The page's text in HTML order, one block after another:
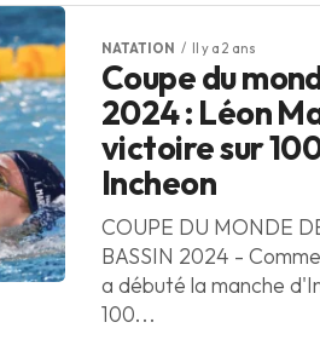
NATATION Il y a 2 ans
Coupe du
2024 : Léon
victoire sur
Incheon
COUPE DU MONDE
BASSIN 2024 -
a débuté la manche
100...